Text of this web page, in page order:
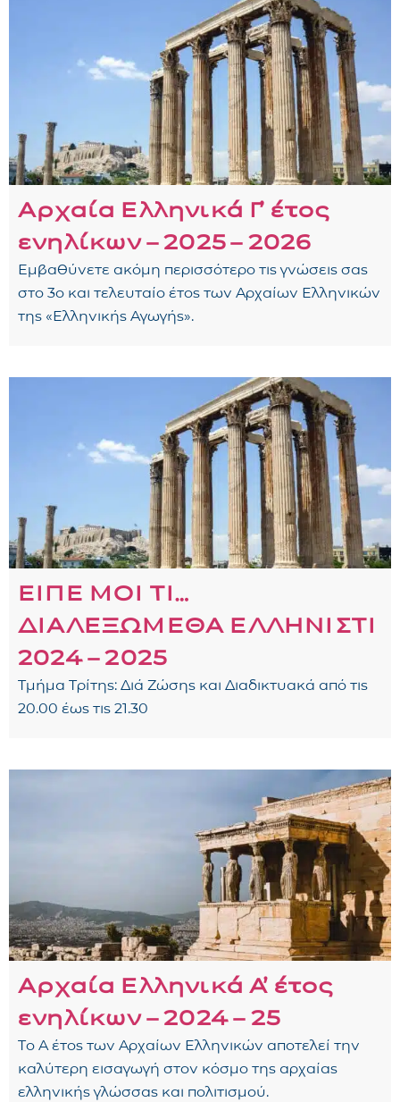
Αρχαία Ελληνικά Γ᾽ έτος
ενηλίκων – 2025 – 2026
Εμβαθύνετε ακόμη περισσότερο τις γνώσεις σας
στο 3ο και τελευταίο έτος των Αρχαίων Ελληνικών
της «Ελληνικής Αγωγής».
ΕΙΠΕ ΜΟΙ ΤΙ…
ΔΙΑΛΕΞΩΜΕΘΑ ΕΛΛΗΝΙΣΤΙ
2024 – 2025
Τμήμα Τρίτης: Διά Ζώσης και Διαδικτυακά από τις
20.00 έως τις 21.30
Αρχαία Ελληνικά Α᾽ έτος
ενηλίκων – 2024 – 25
Το Α έτος των Αρχαίων Ελληνικών αποτελεί την
καλύτερη εισαγωγή στον κόσμο της αρχαίας
ελληνικής γλώσσας και πολιτισμού.